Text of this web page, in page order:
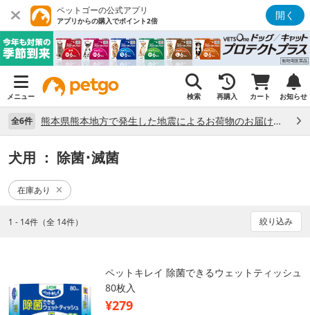
ペットゴーの公式アプリ
アプリからの購入でポイント2倍 開く
メニュー 検索 再購入 カート お知らせ
全6件 熊本県熊本地方で発生した地震によるお荷物のお届け状況について （7/28）
犬用 ： 除菌･滅菌
在庫あり
1 - 14件（全 14件） 絞り込み
ペットキレイ 除菌できるウェットティッシュ
80枚入
¥279